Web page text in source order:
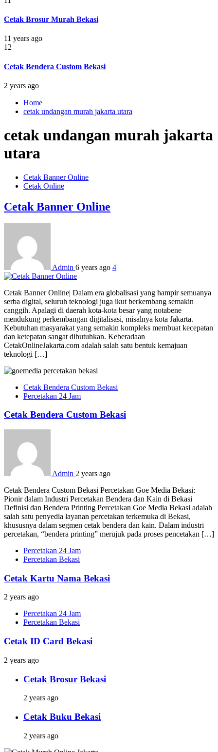
Cetak Brosur Murah Bekasi
11 years ago
12
Cetak Bendera Custom Bekasi
2 years ago
Home
cetak undangan murah jakarta utara
cetak undangan murah jakarta
utara
Cetak Banner Online
Cetak Online
Cetak Banner Online
Admin 6 years ago 4
Cetak Banner Online| Dalam era globalisasi yang hampir semuanya
serba digital, seluruh teknologi juga ikut berkembang semakin
canggih. Apalagi di daerah kota-kota besar yang notabene
mendukung perkembangan digitalisasi, misalnya kota Jakarta.
Kebutuhan masyarakat yang semakin kompleks membuat kecepatan
dan ketepatan sangat dibutuhkan. Keberadaan
CetakOnlineJakarta.com adalah salah satu bentuk kemajuan
teknologi […]
Cetak Bendera Custom Bekasi
Percetakan 24 Jam
Cetak Bendera Custom Bekasi
Admin 2 years ago
Cetak Bendera Custom Bekasi Percetakan Goe Media Bekasi:
Pionir dalam Industri Percetakan Bendera dan Kain di Bekasi
Definisi dan Bendera Printing Percetakan Goe Media Bekasi adalah
salah satu penyedia layanan percetakan terkemuka di Bekasi,
khususnya dalam segmen cetak bendera dan kain. Dalam industri
percetakan, “bendera printing” merujuk pada proses pencetakan […]
Percetakan 24 Jam
Percetakan Bekasi
Cetak Kartu Nama Bekasi
2 years ago
Percetakan 24 Jam
Percetakan Bekasi
Cetak ID Card Bekasi
2 years ago
Cetak Brosur Bekasi
2 years ago
Cetak Buku Bekasi
2 years ago